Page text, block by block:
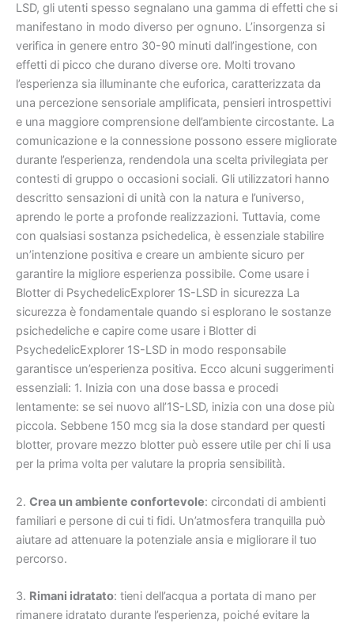
LSD, gli utenti spesso segnalano una gamma di effetti che si
manifestano in modo diverso per ognuno. L’insorgenza si
verifica in genere entro 30-90 minuti dall’ingestione, con
effetti di picco che durano diverse ore. Molti trovano
l’esperienza sia illuminante che euforica, caratterizzata da
una percezione sensoriale amplificata, pensieri introspettivi
e una maggiore comprensione dell’ambiente circostante. La
comunicazione e la connessione possono essere migliorate
durante l’esperienza, rendendola una scelta privilegiata per
contesti di gruppo o occasioni sociali. Gli utilizzatori hanno
descritto sensazioni di unità con la natura e l’universo,
aprendo le porte a profonde realizzazioni. Tuttavia, come
con qualsiasi sostanza psichedelica, è essenziale stabilire
un’intenzione positiva e creare un ambiente sicuro per
garantire la migliore esperienza possibile. Come usare i
Blotter di PsychedelicExplorer 1S-LSD in sicurezza La
sicurezza è fondamentale quando si esplorano le sostanze
psichedeliche e capire come usare i Blotter di
PsychedelicExplorer 1S-LSD in modo responsabile
garantisce un’esperienza positiva. Ecco alcuni suggerimenti
essenziali: 1. Inizia con una dose bassa e procedi
lentamente: se sei nuovo all’1S-LSD, inizia con una dose più
piccola. Sebbene 150 mcg sia la dose standard per questi
blotter, provare mezzo blotter può essere utile per chi li usa
per la prima volta per valutare la propria sensibilità.
2. Crea un ambiente confortevole: circondati di ambienti
familiari e persone di cui ti fidi. Un’atmosfera tranquilla può
aiutare ad attenuare la potenziale ansia e migliorare il tuo
percorso.
3. Rimani idratato: tieni dell’acqua a portata di mano per
rimanere idratato durante l’esperienza, poiché evitare la